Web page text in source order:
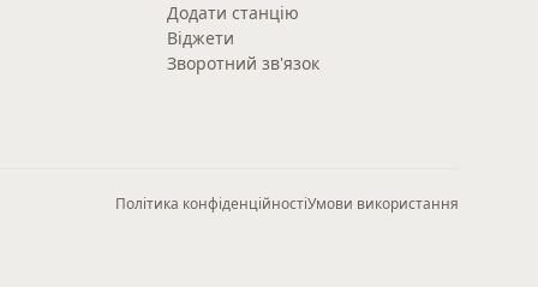
Додати станцію
Віджети
Зворотний зв'язок
Політика конфіденційностіУмови використання